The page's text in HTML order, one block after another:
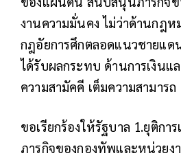
งานความมั่นคง ไม่ว่าด้านกฎห
กฎอัยการศึกตลอดแนวชายแ
ได้รับผลกระทบ ด้านการเงินแ
ความสามัคคี เต็มความสามารถ
ขอเรียกร้องให้รัฐบาล 1.ยุติกา
ภารกิจของกองทัพและหน่วย